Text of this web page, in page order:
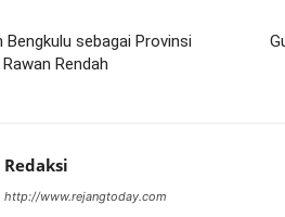
sebagai Provinsi
Rendah
Redaksi
http://www.rejangtoday.com